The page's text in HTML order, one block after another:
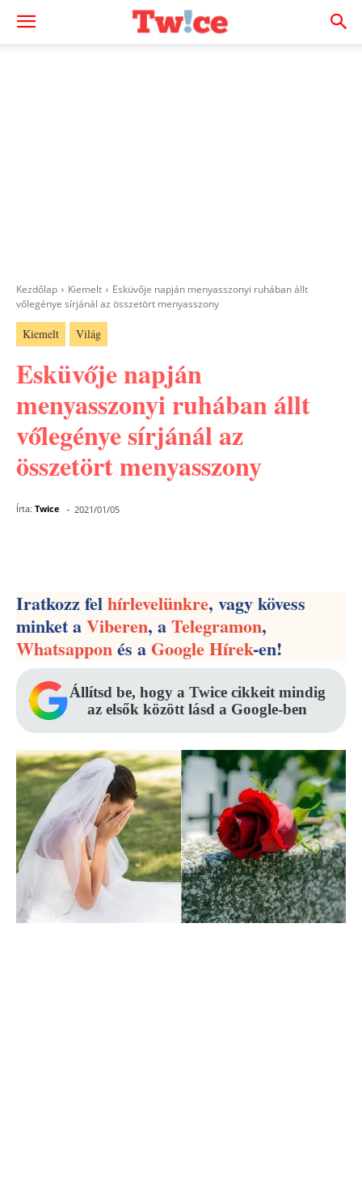
Kezdőlap Kiemelt
Esküvője napján menyasszonyi ruhában állt
vőlegénye sírjánál az összetört menyasszony
Kiemelt Világ
Esküvője napján
menyasszonyi ruhában állt
vőlegénye sírjánál az
összetört menyasszony
Írta: Twice - 2021/01/05
Iratkozz felhírlevelünkre, vagy kövess
minket aViberen, aTelegramon,
Whatsapponés aGoogle Hírek-en!
Állítsd be, hogy a Twice cikkeit mindig
az elsők között lásd a Google-ben